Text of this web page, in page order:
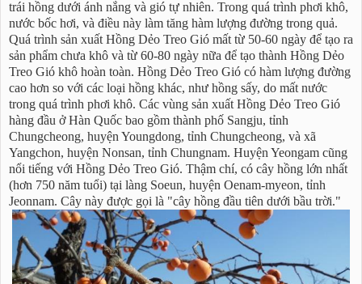
trái hồng dưới ánh nắng và gió tự nhiên. Trong quá trình phơi khô,
nước bốc hơi, và điều này làm tăng hàm lượng đường trong quả.
Quá trình sản xuất Hồng Dẻo Treo Gió mất từ 50-60 ngày để tạo ra
sản phẩm chưa khô và từ 60-80 ngày nữa để tạo thành Hồng Dẻo
Treo Gió khô hoàn toàn. Hồng Dẻo Treo Gió có hàm lượng đường
cao hơn so với các loại hồng khác, như hồng sấy, do mất nước
trong quá trình phơi khô. Các vùng sản xuất Hồng Dẻo Treo Gió
hàng đầu ở Hàn Quốc bao gồm thành phố Sangju, tỉnh
Chungcheong, huyện Youngdong, tỉnh Chungcheong, và xã
Yangchon, huyện Nonsan, tỉnh Chungnam. Huyện Yeongam cũng
nổi tiếng với Hồng Dẻo Treo Gió. Thậm chí, có cây hồng lớn nhất
(hơn 750 năm tuổi) tại làng Soeun, huyện Oenam-myeon, tỉnh
Jeonnam. Cây này được gọi là "cây hồng đầu tiên dưới bầu trời."